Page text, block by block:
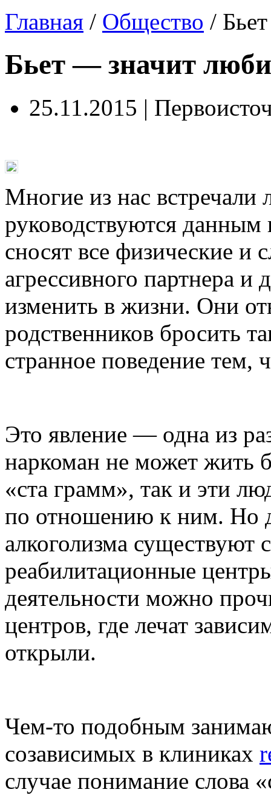
Главная / Общество /
Бьет — значит
25.11.2015 |
Многие из нас
руководствуются
сносят все физические и
агрессивного партнера и
изменить в жизни. Они
родственников бросить
странное поведение тем,
Это явление — одна из
наркоман не может жить
«ста грамм», так и эти
по отношению к ним. Но
алкоголизма существуют
реабилитационные
деятельности можно
центров, где лечат
открыли.
Чем-то подобным
созависимых в клиниках
случае понимание слова